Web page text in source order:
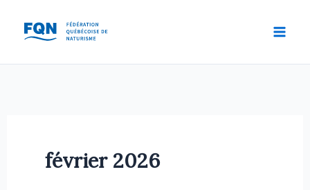
contenu
février 2026